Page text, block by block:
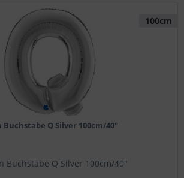
100cm
Q Silver 100cm/40"
Buchstabe Q Silver 100cm/40"